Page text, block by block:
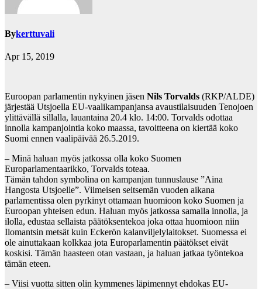
Bykerttuvali
Apr 15, 2019
Euroopan parlamentin nykyinen jäsen Nils Torvalds (RKP/ALDE)
järjestää Utsjoella EU-vaalikampanjansa avaustilaisuuden Tenojoen
ylittävällä sillalla, lauantaina 20.4 klo. 14:00. Torvalds odottaa
innolla kampanjointia koko maassa, tavoitteena on kiertää koko
Suomi ennen vaalipäivää 26.5.2019.
– Minä haluan myös jatkossa olla koko Suomen
Europarlamentaarikko, Torvalds toteaa.
Tämän tahdon symbolina on kampanjan tunnuslause ”Aina
Hangosta Utsjoelle”. Viimeisen seitsemän vuoden aikana
parlamentissa olen pyrkinyt ottamaan huomioon koko Suomen ja
Euroopan yhteisen edun. Haluan myös jatkossa samalla innolla, ja
ilolla, edustaa sellaista päätöksentekoa joka ottaa huomioon niin
Ilomantsin metsät kuin Eckerön kalanviljelylaitokset. Suomessa ei
ole ainuttakaan kolkkaa jota Europarlamentin päätökset eivät
koskisi. Tämän haasteen otan vastaan, ja haluan jatkaa työntekoa
tämän eteen.
– Viisi vuotta sitten olin kymmenes läpimennyt ehdokas EU-